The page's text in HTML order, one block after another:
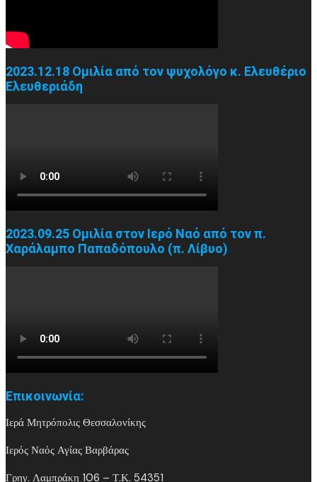
2023.12.18 Ομιλία από τον ψυχολόγο κ. Ελευθέριο
Ελευθεριάδη
2023.09.25 Ομιλία στον Ιερό Ναό από τον π.
Χαράλαμπο Παπαδόπουλο (π. Λίβυο)
Επικοινωνία:
Ιερά Μητρόπολις Θεσσαλονίκης
Ιερός Ναός Αγίας Βαρβάρας
Γρηγ. Λαμπράκη 106 – Τ.Κ. 54351